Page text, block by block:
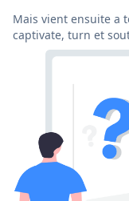
Mais vient ensuite a
captivate, turn et